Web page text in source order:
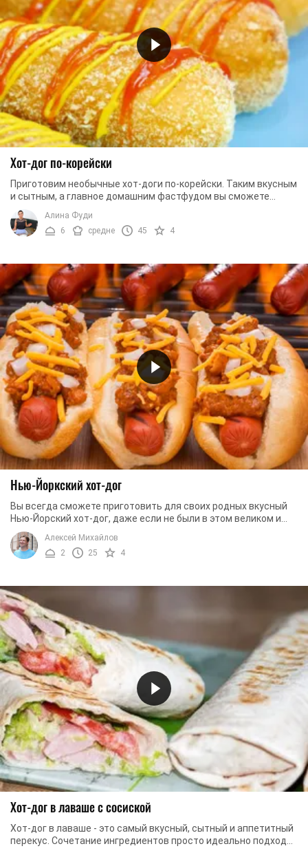
Хот-дог по-корейски
Приготовим необычные хот-доги по-корейски. Таким вкусным
и сытным, а главное домашним фастфудом вы сможете
быстро накормить семью или компанию друзей.
Алина Фуди
6
средне 45 4
Нью-Йоркский хот-дог
Вы всегда сможете приготовить для своих родных вкусный
Нью-Йорский хот-дог, даже если не были в этом великом и
прекрасном городе. Вы видели в фильмах ...
Алексей Михайлов
2
25 4
Хот-дог в лаваше с сосиской
Хот-дог в лаваше - это самый вкусный, сытный и аппетитный
перекус. Сочетание ингредиентов просто идеально подходит